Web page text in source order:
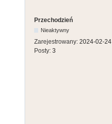
Przechodzień
Nieaktywny
Zarejestrowany: 2024-02-24
Posty: 3